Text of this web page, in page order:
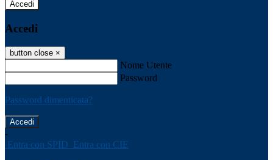
Accedi
Accedi
button close ×
Nome Utente
Password
Password dimenticata?
-
Entra con SPID Entra con CIE